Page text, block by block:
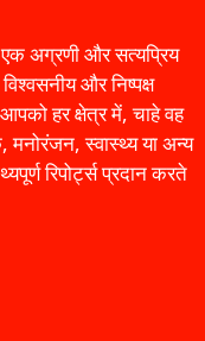
अग्रणी और सत्यप्रिय
और निष्पक्ष
हर क्षेत्र में, चाहे वह
मनोरंजन, स्वास्थ्य या अन्य
रिपोर्ट्स प्रदान करते